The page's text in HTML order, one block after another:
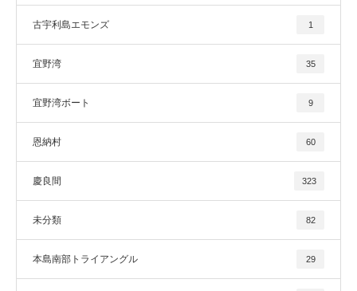
古宇利島エモンズ 1
宜野湾 35
宜野湾ボート 9
恩納村 60
慶良間 323
未分類 82
本島南部トライアングル 29